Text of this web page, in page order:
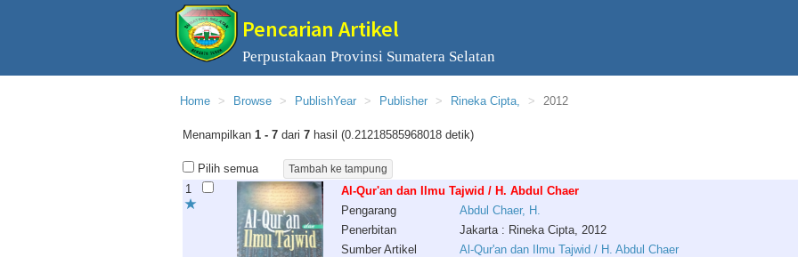
Pencarian Artikel
Perpustakaan Provinsi Sumatera Selatan
Home Browse PublishYear Publisher Rineka Cipta, 2012
Menampilkan 1 - 7 dari 7 hasil (0.21218585968018 detik)
Pilih semua
1
Al-Qur'an dan Ilmu Tajwid / H. Abdul Chaer
Pengarang
Abdul Chaer, H .
Penerbitan
Jakarta : Rineka Cipta, 2012
Sumber Artikel
Al-Qur'an dan Ilmu Tajwid / H. Abdul Chaer